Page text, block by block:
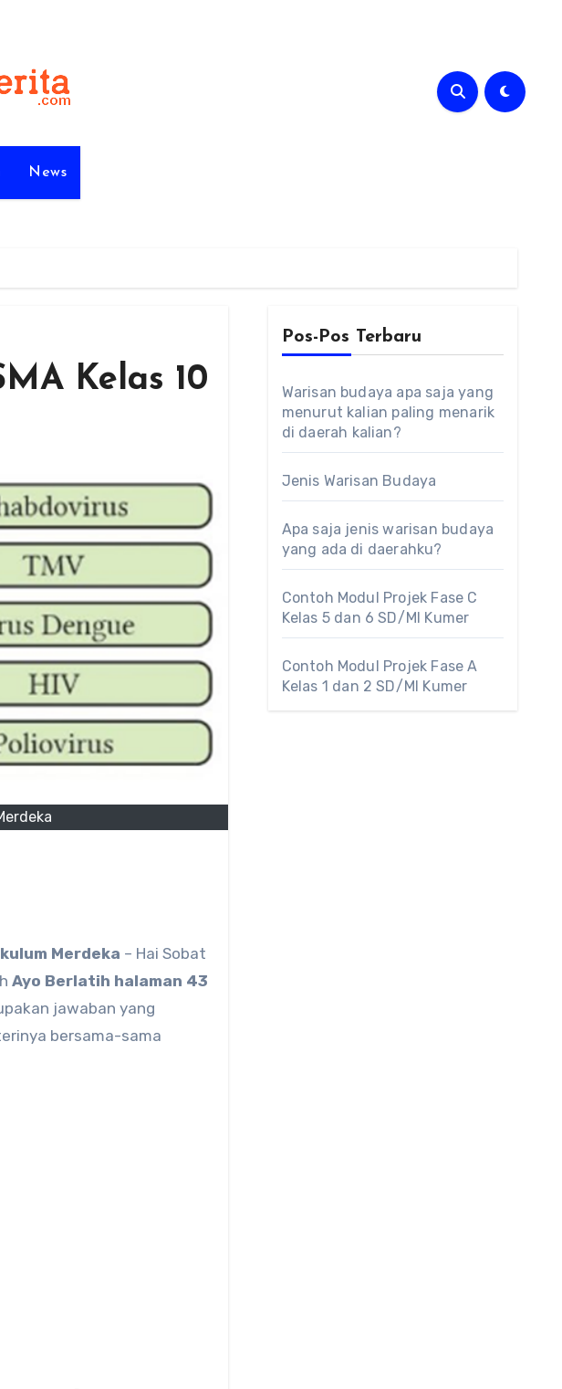
News
Kelas 10
Merdeka – Hai Sobat
Ayo Berlatih halaman 43
jawaban yang
bersama-sama
Pos-Pos Terbaru
Warisan budaya apa saja yang
menurut kalian paling menarik
di daerah kalian?
Jenis Warisan Budaya
Apa saja jenis warisan budaya
yang ada di daerahku?
Contoh Modul Projek Fase C
Kelas 5 dan 6 SD/MI Kumer
Contoh Modul Projek Fase A
Kelas 1 dan 2 SD/MI Kumer